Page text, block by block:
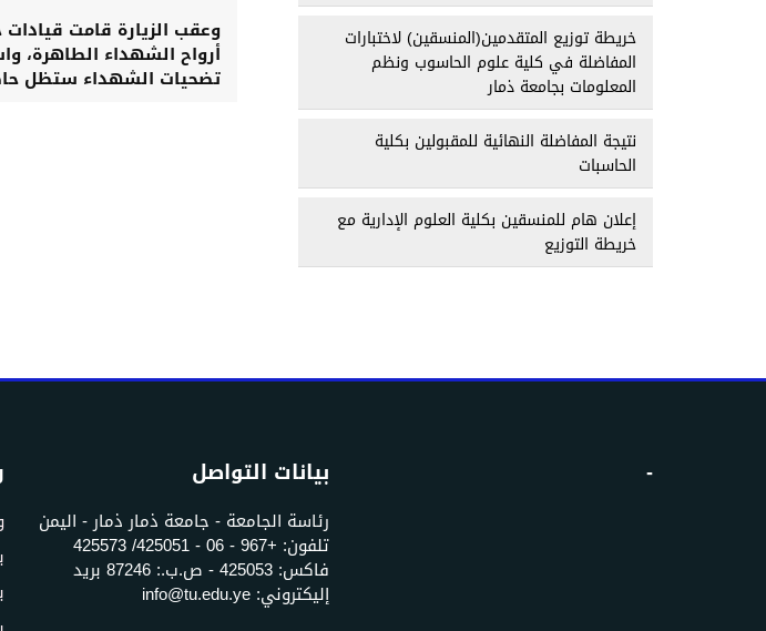
وعقب الزيارة قامت قيادات
أرواح الشهداء الطاهرة،
تضحيات الشهداء ستظل
خريطة توزيع المتقدمين(المنسقين) لاختبارات
المفاضلة في كلية علوم الحاسوب ونظم
المعلومات بجامعة ذمار
نتيجة المفاضلة النهائية للمقبولين بكلية
الحاسبات
إعلان هام للمنسقين بكلية العلوم الإدارية مع
خريطة التوزيع
- بيانات التواصل
رئاسة الجامعة - جامعة ذمار ذمار - اليمن
تلفون: +967 - 06 - 425051/ 425573
فاكس: 425053 - ص.ب.: 87246 بريد
إليكتروني: info@tu.edu.ye